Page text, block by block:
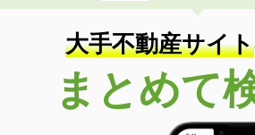
専有面積 23.18m²
間取り
1K
大分県大分市汐見２
価 格
5.10万円
大分県大分市汐
大手不動産サイト
まとめて